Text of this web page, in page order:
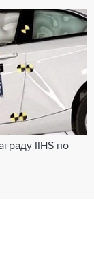
IIHS по